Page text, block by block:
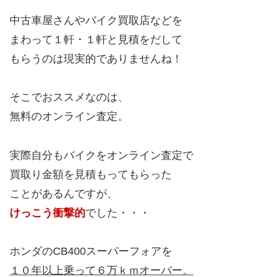
中古車屋さんやバイク買取店などを
まわって１軒・１軒と見積をだして
もらうのは現実的でありませんね！
そこでおススメなのは、
無料のオンライン査定。
実際自分もバイクをオンライン査定で
買取り金額を見積もってもらった
ことがあるんですが、
けっこう衝撃的でした・・・
ホンダのCB400スーパーフォアを
１０年以上乗って６万ｋｍオーバー。